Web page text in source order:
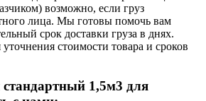
возможно, если груз
лица. Мы готовы помочь вам
срок доставки груза в днях.
стоимости товара и сроков
1,5м3 для